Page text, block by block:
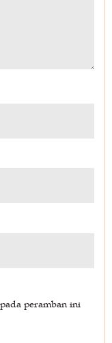
peramban ini